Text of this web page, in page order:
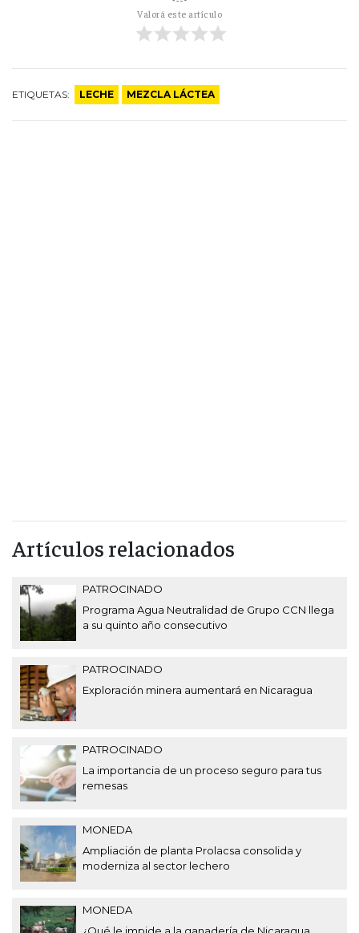
Valorá este artículo
ETIQUETAS: LECHE MEZCLA LÁCTEA
Artículos relacionados
PATROCINADO
Programa Agua Neutralidad de Grupo CCN llega
a su quinto año consecutivo
PATROCINADO
Exploración minera aumentará en Nicaragua
PATROCINADO
La importancia de un proceso seguro para tus
remesas
MONEDA
Ampliación de planta Prolacsa consolida y
moderniza al sector lechero
MONEDA